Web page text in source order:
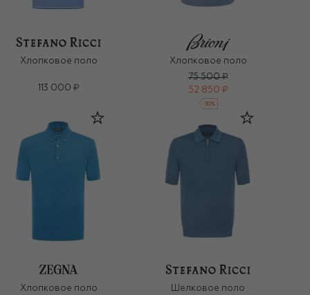
Хлопковое поло
113 000 ₽
Хлопковое поло
75 500 ₽
52 850 ₽
-30%
Хлопковое поло
Шелковое поло